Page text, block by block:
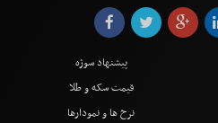
پیشنهاد سوژه
قیمت سکه و طلا
نرخ ها و نمودارها